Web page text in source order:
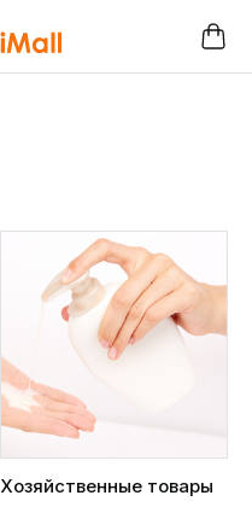
Хозяйственные товары